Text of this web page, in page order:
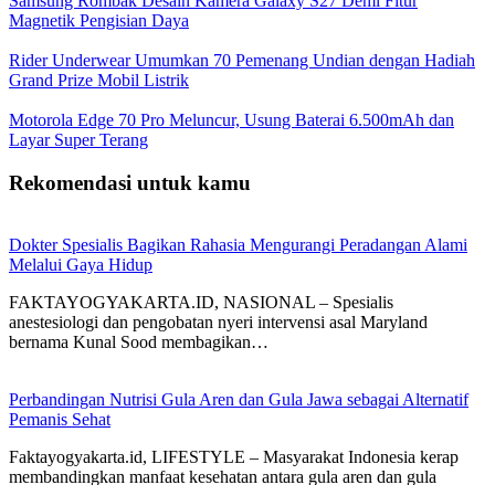
Magnetik Pengisian Daya
Rider Underwear Umumkan 70 Pemenang Undian dengan Hadiah
Grand Prize Mobil Listrik
Motorola Edge 70 Pro Meluncur, Usung Baterai 6.500mAh dan
Layar Super Terang
Rekomendasi untuk kamu
Dokter Spesialis Bagikan Rahasia Mengurangi Peradangan Alami
Melalui Gaya Hidup
FAKTAYOGYAKARTA.ID, NASIONAL – Spesialis
anestesiologi dan pengobatan nyeri intervensi asal Maryland
bernama Kunal Sood membagikan…
Perbandingan Nutrisi Gula Aren dan Gula Jawa sebagai Alternatif
Pemanis Sehat
Faktayogyakarta.id, LIFESTYLE – Masyarakat Indonesia kerap
membandingkan manfaat kesehatan antara gula aren dan gula